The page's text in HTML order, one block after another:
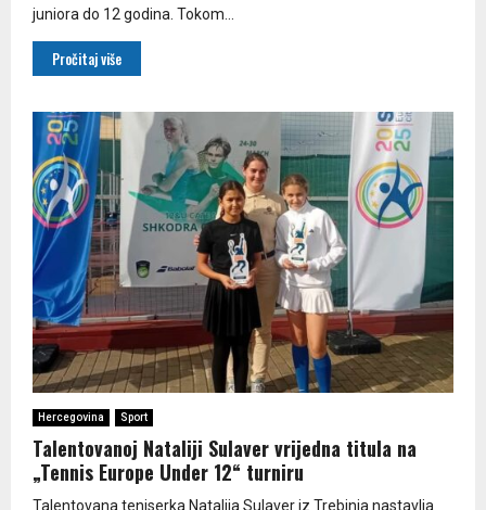
juniora do 12 godina. Tokom...
Pročitaj više
Hercegovina Sport
Talentovanoj Nataliji Sulaver vrijedna titula na
„Tennis Europe Under 12“ turniru
Talentovana teniserka Natalija Sulaver iz Trebinja nastavlja